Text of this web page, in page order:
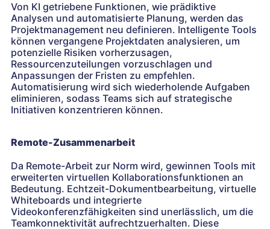
Von KI getriebene Funktionen, wie prädiktive
Analysen und automatisierte Planung, werden das
Projektmanagement neu definieren. Intelligente Tools
können vergangene Projektdaten analysieren, um
potenzielle Risiken vorherzusagen,
Ressourcenzuteilungen vorzuschlagen und
Anpassungen der Fristen zu empfehlen.
Automatisierung wird sich wiederholende Aufgaben
eliminieren, sodass Teams sich auf strategische
Initiativen konzentrieren können.
Remote-Zusammenarbeit
Da Remote-Arbeit zur Norm wird, gewinnen Tools mit
erweiterten virtuellen Kollaborationsfunktionen an
Bedeutung. Echtzeit-Dokumentbearbeitung, virtuelle
Whiteboards und integrierte
Videokonferenzfähigkeiten sind unerlässlich, um die
Teamkonnektivität aufrechtzuerhalten. Diese